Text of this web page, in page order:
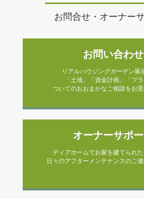
お問合せ・オーナー
お問い合わせ
リアルハウジングガーデン展
「土地」「資金計画」「プ
ついてのおおまかなご相談をお受
オーナーサポー
ディアホームでお家を建てられた
日々のアフターメンテナンスのご連